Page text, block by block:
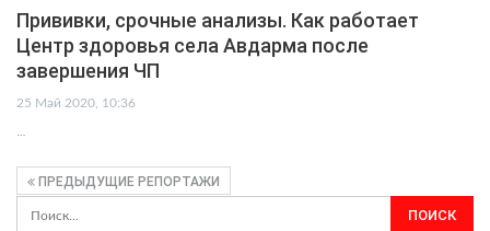
Прививки, срочные анализы. Как работает
Центр здоровья села Авдарма после
завершения ЧП
25 Май 2020, 10:36
ПРЕДЫДУЩИЕ РЕПОРТАЖИ